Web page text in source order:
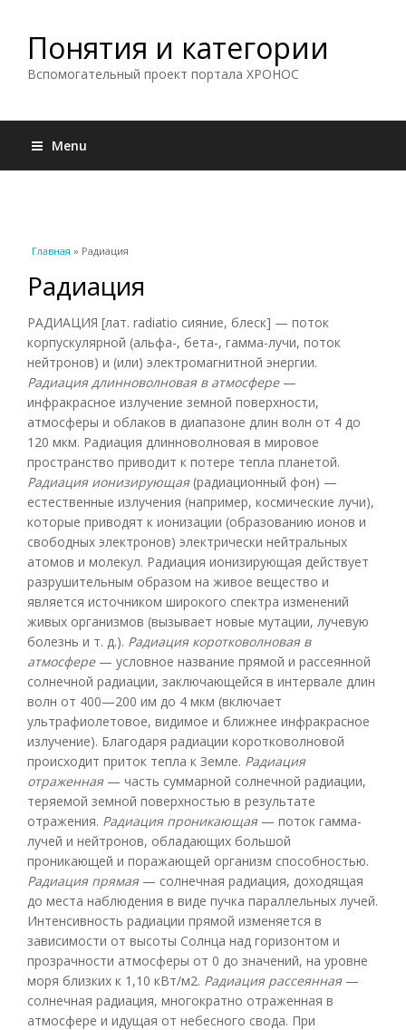
Понятия и категории
Вспомогательный проект портала ХРОНОС
Menu
Вы здесь
Главная » Радиация
Радиация
РАДИАЦИЯ [лат. radiatio сияние, блеск] — поток
корпускулярной (альфа-, бета-, гамма-лучи, поток
нейтронов) и (или) электромагнитной энергии.
Радиация длинноволновая в атмосфере—
инфракрасное излучение земной поверхности,
атмосферы и облаков в диапазоне длин волн от 4 до
120 мкм. Радиация длинноволновая в мировое
пространство приводит к потере тепла планетой.
Радиация ионизирующая(радиационный фон) —
естественные излучения (например, космические лучи),
которые приводят к ионизации (образованию ионов и
свободных электронов) электрически нейтральных
атомов и молекул. Радиация ионизирующая действует
разрушительным образом на живое вещество и
является источником широкого спектра изменений
живых организмов (вызывает новые мутации, лучевую
болезнь и т. д.). Радиация коротковолновая в
атмосфере — условное название прямой и рассеянной
солнечной радиации, заключающейся в интервале длин
волн от 400—200 им до 4 мкм (включает
ультрафиолетовое, видимое и ближнее инфракрасное
излучение). Благодаря радиации коротковолновой
происходит приток тепла к Земле. Радиация
отраженная— часть суммарной солнечной радиации,
теряемой земной поверхностью в результате
отражения. Радиация проникающая— поток гамма-
лучей и нейтронов, обладающих большой
проникающей и поражающей организм способностью.
Радиация прямая— солнечная радиация, доходящая
до места наблюдения в виде пучка параллельных лучей.
Интенсивность радиации прямой изменяется в
зависимости от высоты Солнца над горизонтом и
прозрачности атмосферы от 0 до значений, на уровне
моря близких к 1,10 кВт/м2. Радиация рассеянная—
солнечная радиация, многократно отраженная в
атмосфере и идущая от небесного свода. При